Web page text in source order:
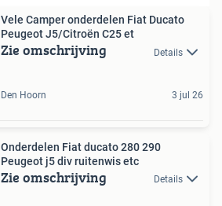
Vele Camper onderdelen Fiat Ducato
Peugeot J5/Citroën C25 et
Zie omschrijving Details
Den Hoorn 3 jul 26
Onderdelen Fiat ducato 280 290
Peugeot j5 div ruitenwis etc
Zie omschrijving Details